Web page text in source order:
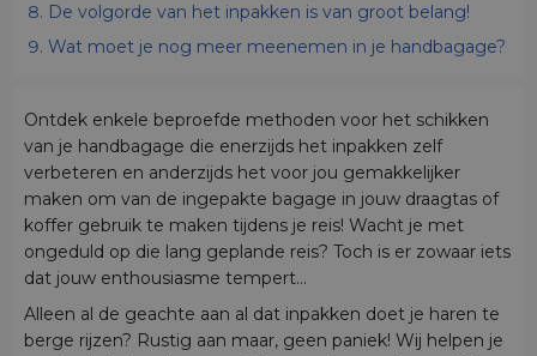
De volgorde van het inpakken is van groot belang!
Wat moet je nog meer meenemen in je handbagage?
Ontdek enkele beproefde methoden voor het schikken
van je handbagage die enerzijds het inpakken zelf
verbeteren en anderzijds het voor jou gemakkelijker
maken om van de ingepakte bagage in jouw draagtas of
koffer gebruik te maken tijdens je reis! Wacht je met
ongeduld op die lang geplande reis? Toch is er zowaar iets
dat jouw enthousiasme tempert...
Alleen al de geachte aan al dat inpakken doet je haren te
berge rijzen? Rustig aan maar, geen paniek! Wij helpen je